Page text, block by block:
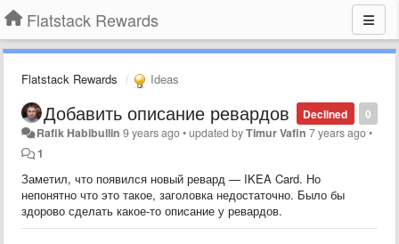
Flatstack Rewards
Flatstack Rewards Ideas
0
Declined
Добавить описание ревардов
Rafik Habibullin 9 years ago•updated byTimur Vafin 7 years ago•
1
Заметил, что появился новый ревард — IKEA Card. Но
непонятно что это такое, заголовка недостаточно. Было бы
здорово сделать какое-то описание у ревардов.